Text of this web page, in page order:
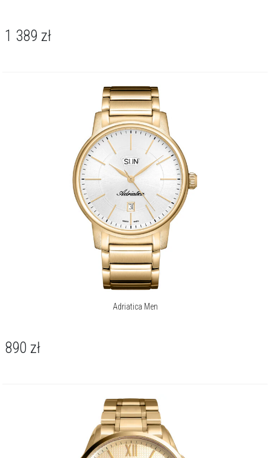
1 389 zł
Adriatica Men
890 zł